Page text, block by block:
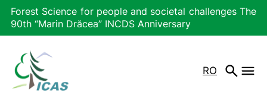
Forest Science for people and societal challenges The
90th “Marin Drăcea” INCDS Anniversary
RO